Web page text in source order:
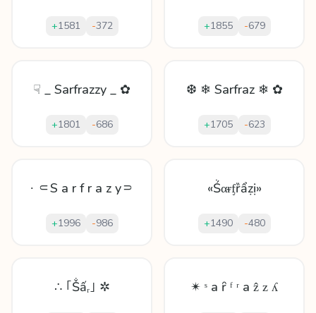
+1581 -372 +1855 -679
☟ _ Sarfrazzy _ ✿
+1801 -686
❆ ❄ Sarfraz ❄ ✿
+1705 -623
∙ ⸦S a r f r a z y⸧
+1996 -986
«Ṥαᵲᶂȑẩẓị»
+1490 -480
∴ ｢Ṧấᵣ｣ ✲ ✴ ˢ а ȓ ᶠ ʳ a ẑ ᴢ ʎ